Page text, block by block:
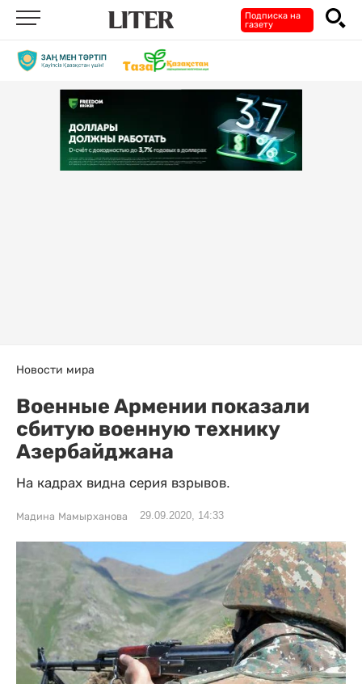
Подписка на
газету
Новости мира
Военные Армении показали
сбитую военную технику
Азербайджана
На кадрах видна серия взрывов.
Мадина Мамырханова 29.09.2020, 14:33